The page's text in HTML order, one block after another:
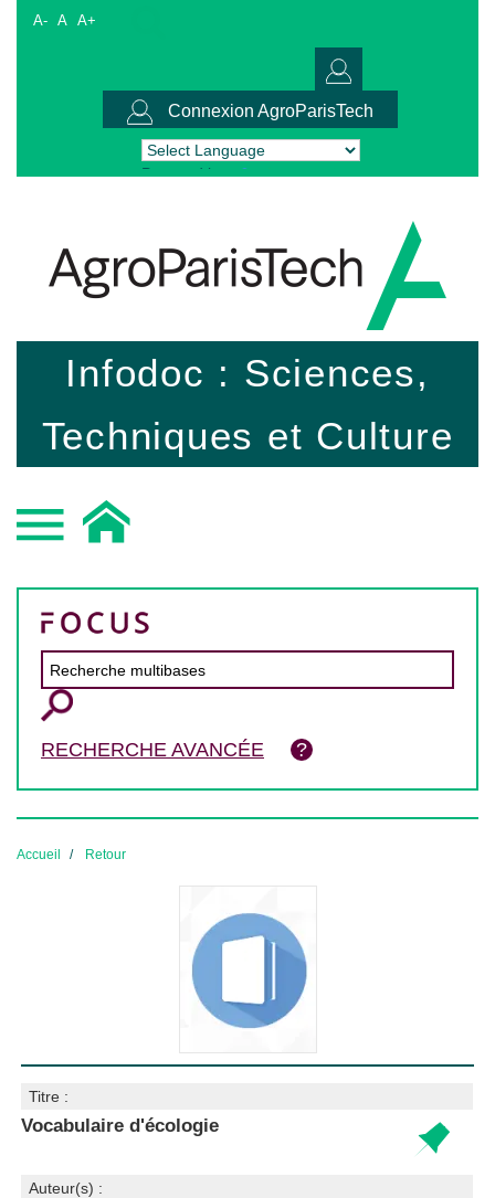
A- A A+
Connexion AgroParisTech
Powered by Translate
Infodoc : Sciences,
Techniques et Culture
RECHERCHE AVANCÉE
Accueil Retour
Titre :
Vocabulaire d'écologie
Auteur(s) :